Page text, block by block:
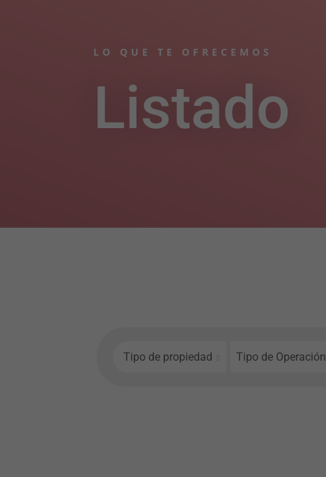
LO QUE TE OFRECEMOS
Listado
Tipo de propiedad Tipo de Operación